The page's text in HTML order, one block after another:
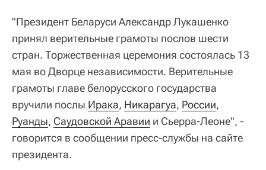
"Президент Беларуси Александр Лукашенко
принял верительные грамоты послов шести
стран. Торжественная церемония состоялась 13
мая во Дворце независимости. Верительные
грамоты главе белорусского государства
вручили послы Ирака, Никарагуа, России,
Руанды, Саудовской Аравии и Сьерра-Леоне", -
говорится в сообщении пресс-службы на сайте
президента.